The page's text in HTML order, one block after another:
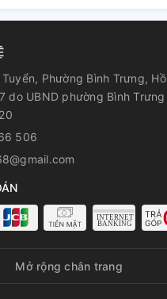
Phường Bình Trưng,
do UBND phường Bình
506
Mở rộng chân trang